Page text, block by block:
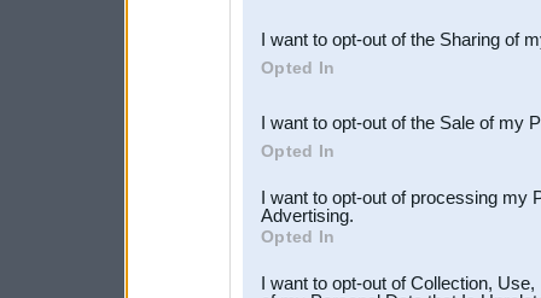
Downstream Participants
third parties.
I want to opt-out of the Sharing of
Opted In
I want to opt-out of the Sale of my
Opted In
I want to opt-out of processing my
Advertising.
Opted In
I want to opt-out of Collection,